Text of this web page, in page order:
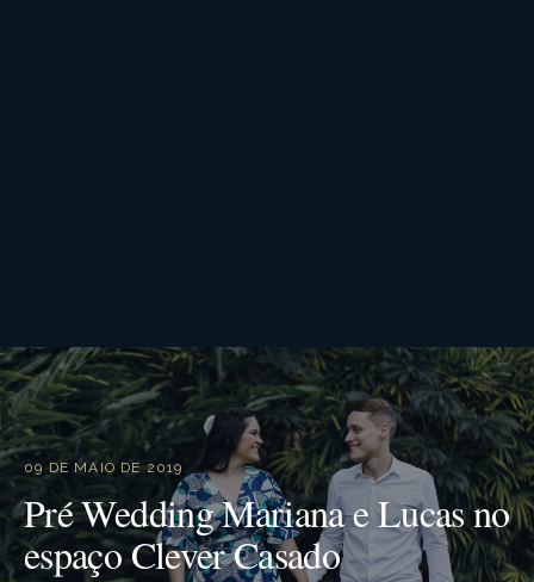
09 DE MAIO DE 2019
Pré Wedding Mariana e Lucas no
espaço Clever Casado